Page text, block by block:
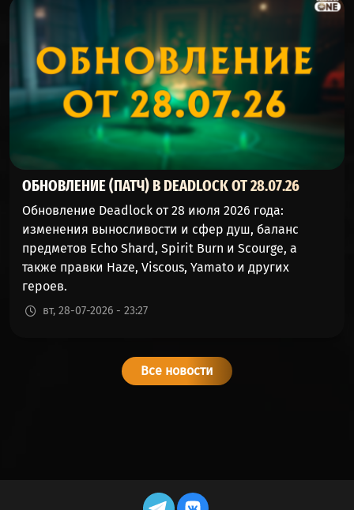
ОБНОВЛЕНИЕ (ПАТЧ) В DEADLOCK ОТ 28.07.26
Обновление Deadlock от 28 июля 2026 года:
изменения выносливости и сфер душ, баланс
предметов Echo Shard, Spirit Burn и Scourge, а
также правки Haze, Viscous, Yamato и других
героев.
вт, 28-07-2026 - 23:27
Все новости